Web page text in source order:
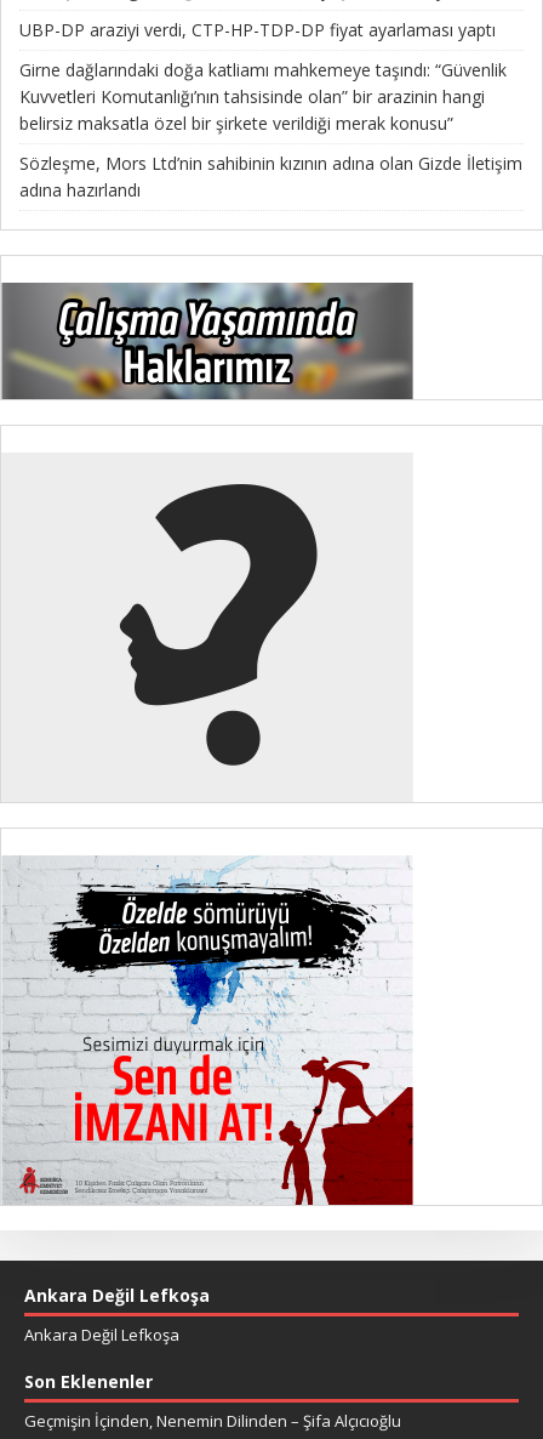
UBP-DP araziyi verdi, CTP-HP-TDP-DP fiyat ayarlaması yaptı
Girne dağlarındaki doğa katliamı mahkemeye taşındı: “Güvenlik
Kuvvetleri Komutanlığı’nın tahsisinde olan” bir arazinin hangi
belirsiz maksatla özel bir şirkete verildiği merak konusu”
Sözleşme, Mors Ltd’nin sahibinin kızının adına olan Gizde İletişim
adına hazırlandı
Ankara Değil Lefkoşa
Ankara Değil Lefkoşa
Son Eklenenler
Geçmişin İçinden, Nenemin Dilinden – Şifa Alçıcıoğlu